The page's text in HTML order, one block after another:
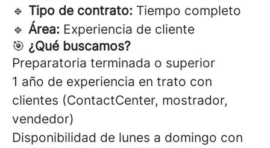
🔹 Tipo de contrato: Tiempo completo
🔹 Área: Experiencia de cliente
🎯 ¿Qué buscamos?
Preparatoria terminada o superior
1 año de experiencia en trato con
clientes (ContactCenter, mostrador,
vendedor)
Disponibilidad de lunes a domingo con